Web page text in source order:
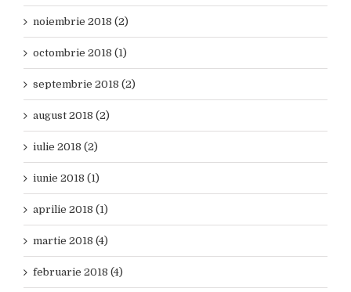
noiembrie 2018 (2)
octombrie 2018 (1)
septembrie 2018 (2)
august 2018 (2)
iulie 2018 (2)
iunie 2018 (1)
aprilie 2018 (1)
martie 2018 (4)
februarie 2018 (4)